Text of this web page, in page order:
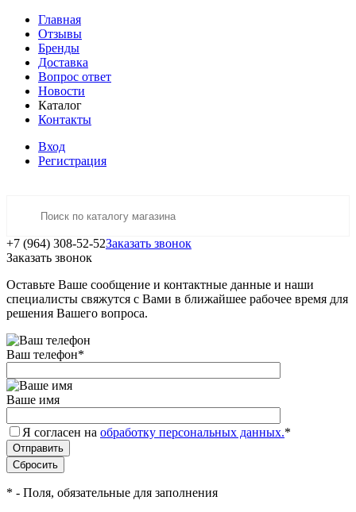
Главная
Отзывы
Бренды
Доставка
Вопрос ответ
Новости
Каталог
Контакты
Вход
Регистрация
+7 (964) 308-52-52Заказать звонок
Заказать звонок
Оставьте Ваше сообщение и контактные данные и наши
специалисты свяжутся с Вами в ближайшее рабочее время для
решения Вашего вопроса.
Ваш телефон*
Ваше имя
Я согласен на обработку персональных данных.*
* - Поля, обязательные для заполнения